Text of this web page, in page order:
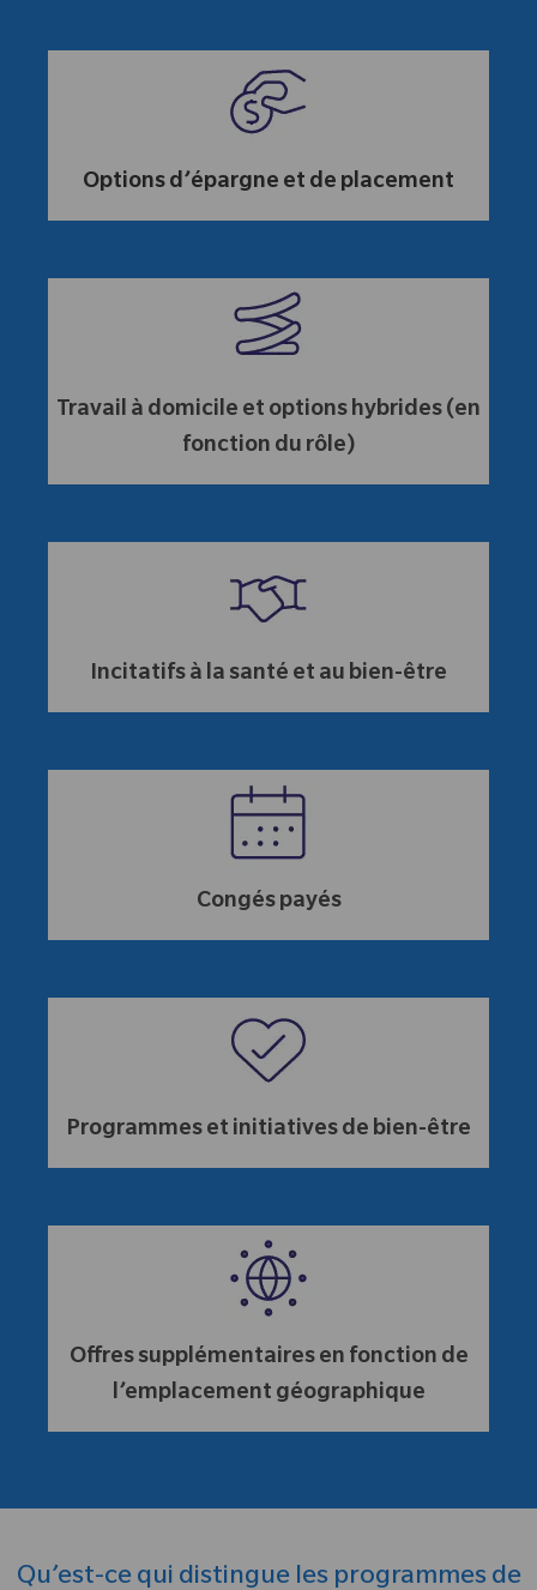
Options d’épargne et de placement
Travail à domicile et options hybrides (en
fonction du rôle)
Incitatifs à la santé et au bien-être
Congés payés
Programmes et initiatives de bien-être
Offres supplémentaires en fonction de
l’emplacement géographique
Qu’est-ce qui distingue les programmes de